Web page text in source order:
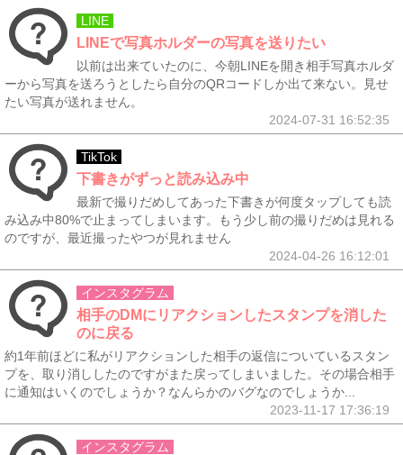
LINE
LINEで写真ホルダーの写真を送りたい
以前は出来ていたのに、今朝LINEを開き相手写真ホルダ
ーから写真を送ろうとしたら自分のQRコードしか出て来ない。見せ
たい写真が送れません。
2024-07-31 16:52:35
TikTok
下書きがずっと読み込み中
最新で撮りだめしてあった下書きが何度タップしても読
み込み中80%で止まってしまいます。もう少し前の撮りだめは見れる
のですが、最近撮ったやつが見れません
2024-04-26 16:12:01
インスタグラム
相手のDMにリアクションしたスタンプを消した
のに戻る
約1年前ほどに私がリアクションした相手の返信についているスタン
プを、取り消ししたのですがまた戻ってしまいました。その場合相手
に通知はいくのでしょうか？なんらかのバグなのでしょうか...
2023-11-17 17:36:19
インスタグラム